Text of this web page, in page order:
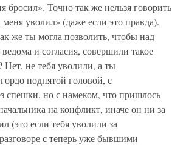
бросил». Точно так же нельзя говорить
уволил» (даже если это правда).
же ты могла позволить, чтобы над
ведома и согласия, совершили такое
Нет, не тебя уволили, а ты
поднятой головой, с
спешки, но с намеком, что пришлось
на конфликт, иначе он ни за
(это если тебя уволили за
с теперь уже бывшими